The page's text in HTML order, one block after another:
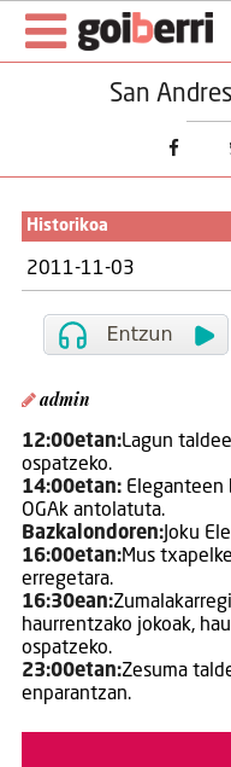
San
Historikoa
2011-11-03
admin
12:00etan:Lagun
ospatzeko.
14:00etan:Eleganteen
OGAk antolatuta.
Bazkalondoren:Joku
16:00etan:Mus
erregetara.
16:30ean:
haurrentzako jokoak,
ospatzeko.
23:00etan:Zesuma
enparantzan.